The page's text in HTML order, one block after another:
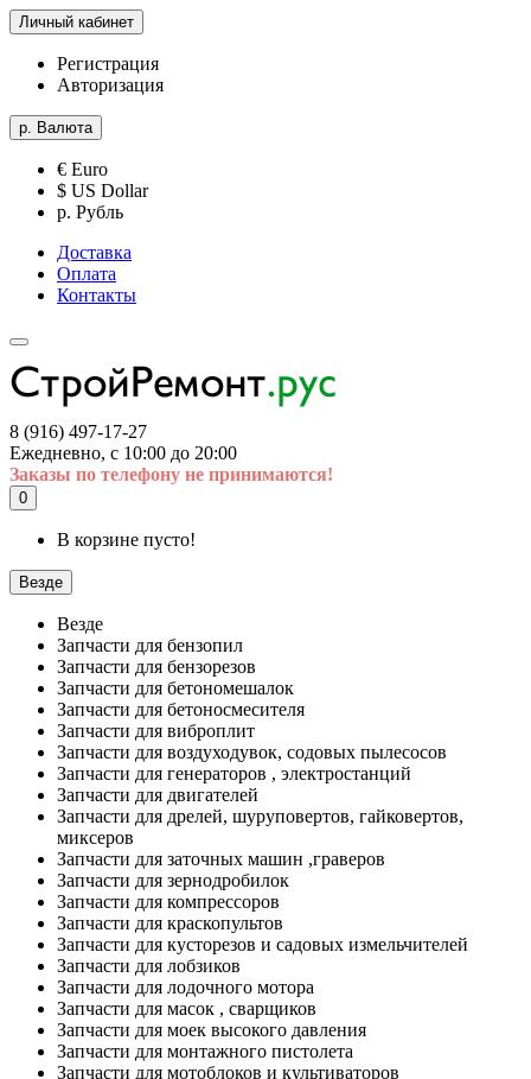
Личный кабинет
Регистрация
Авторизация
р. Валюта
€ Euro
$ US Dollar
р. Рубль
Доставка
Оплата
Контакты
8 (916) 497-17-27
Ежедневно, с 10:00 до 20:00
Заказы по телефону не принимаются!
0
В корзине пусто!
Везде
Везде
Запчасти для бензопил
Запчасти для бензорезов
Запчасти для бетономешалок
Запчасти для бетоносмесителя
Запчасти для виброплит
Запчасти для воздуходувок, содовых пылесосов
Запчасти для генераторов , электростанций
Запчасти для двигателей
Запчасти для дрелей, шуруповертов, гайковертов,
миксеров
Запчасти для заточных машин ,граверов
Запчасти для зернодробилок
Запчасти для компрессоров
Запчасти для краскопультов
Запчасти для кусторезов и садовых измельчителей
Запчасти для лобзиков
Запчасти для лодочного мотора
Запчасти для масок , сварщиков
Запчасти для моек высокого давления
Запчасти для монтажного пистолета
Запчасти для мотоблоков и культиваторов